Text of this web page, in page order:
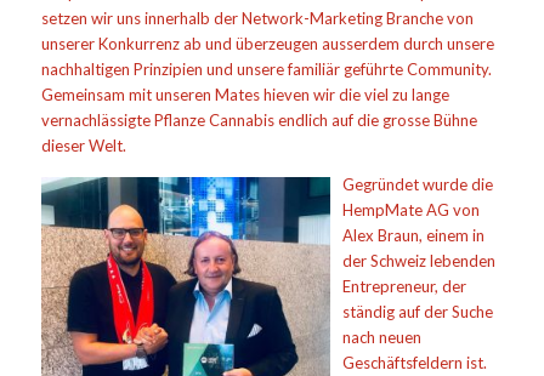
setzen wir uns innerhalb der Network-Marketing Branche von
unserer Konkurrenz ab und überzeugen ausserdem durch unsere
nachhaltigen Prinzipien und unsere familiär geführte Community.
Gemeinsam mit unseren Mates hieven wir die viel zu lange
vernachlässigte Pflanze Cannabis endlich auf die grosse Bühne
dieser Welt.
Gegründet wurde die
HempMate AG von
Alex Braun, einem in
der Schweiz lebenden
Entrepreneur, der
ständig auf der Suche
nach neuen
Geschäftsfeldern ist.